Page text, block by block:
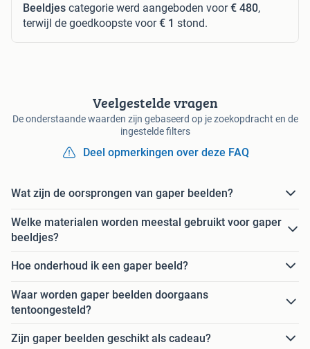
Beeldjes categorie werd aangeboden voor€ 480,
terwijl de goedkoopste voor€ 1 stond.
Veelgestelde vragen
De onderstaande waarden zijn gebaseerd op je zoekopdracht en de
ingestelde filters
Deel opmerkingen over deze FAQ
Wat zijn de oorsprongen van gaper beelden?
Welke materialen worden meestal gebruikt voor gaper
beeldjes?
Hoe onderhoud ik een gaper beeld?
Waar worden gaper beelden doorgaans
tentoongesteld?
Zijn gaper beelden geschikt als cadeau?